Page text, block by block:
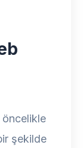
öncelikle
şekilde